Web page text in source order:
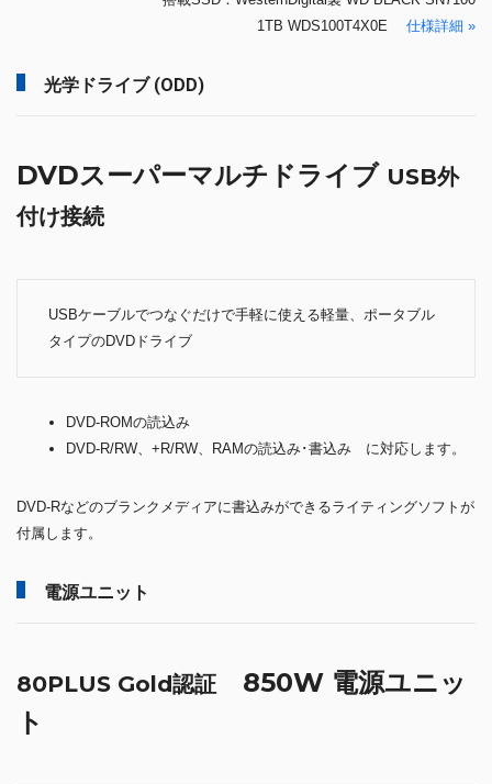
1TB WDS100T4X0E 仕様詳細 »
光学ドライブ (ODD)
DVDスーパーマルチドライブ USB外
付け接続
USBケーブルでつなぐだけで手軽に使える軽量、ポータブル
タイプのDVDドライブ
DVD-ROMの読込み
DVD-R/RW、+R/RW、RAMの読込み･書込み に対応します。
DVD-Rなどのブランクメディアに書込みができるライティングソフトが
付属します。
電源ユニット
80PLUS Gold認証 850W 電源ユニッ
ト